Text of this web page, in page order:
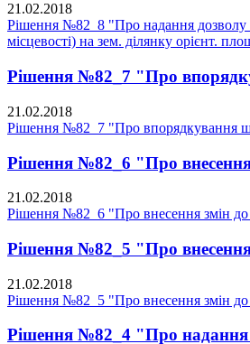
21.02.2018
Рішення №82_8 "Про надання дозволу
місцевості) на зем. ділянку орієнт.
Рішення №82_7 "Про
21.02.2018
Рішення №82_7 "Про впорядкування
Рішення №82_6 "Про
21.02.2018
Рішення №82_6 "Про внесення змін
Рішення №82_5 "Про
21.02.2018
Рішення №82_5 "Про внесення змін
Рішення №82_4 "Про надання